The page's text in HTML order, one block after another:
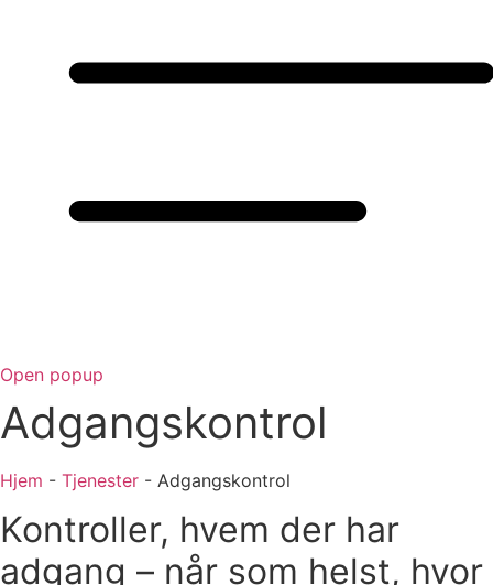
Open popup
Adgangskontrol
Hjem - Tjenester - Adgangskontrol
Kontroller, hvem der har
adgang – når som helst, hvor